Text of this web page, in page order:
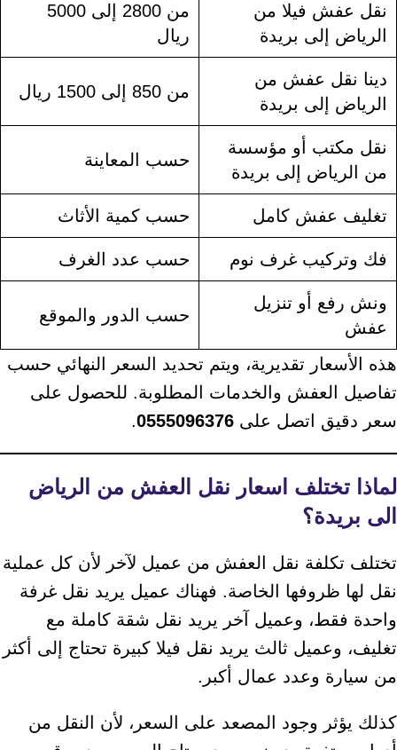
نقل عفش فيلا من
الرياض إلى بريدة
من 2800 إلى 5000
ريال
دينا نقل عفش من
الرياض إلى بريدة
من 850 إلى 1500 ريال
نقل مكتب أو مؤسسة
من الرياض إلى بريدة
حسب المعاينة
تغليف عفش كامل حسب كمية الأثاث
فك وتركيب غرف نوم حسب عدد الغرف
ونش رفع أو تنزيل
عفش
حسب الدور والموقع
هذه الأسعار تقديرية، ويتم تحديد السعر النهائي حسب
تفاصيل العفش والخدمات المطلوبة. للحصول على
سعر دقيق اتصل على 0555096376
.
لماذا تختلف اسعار نقل العفش من الرياض
الى بريدة؟
تختلف تكلفة نقل العفش من عميل لآخر لأن كل عملية
نقل لها ظروفها الخاصة. فهناك عميل يريد نقل غرفة
واحدة فقط، وعميل آخر يريد نقل شقة كاملة مع
تغليف، وعميل ثالث يريد نقل فيلا كبيرة تحتاج إلى أكثر
من سيارة وعدد عمال أكبر.
كذلك يؤثر وجود المصعد على السعر، لأن النقل من